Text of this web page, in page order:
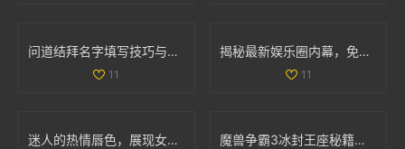
问道结拜名字填写技巧与注意事项详解
11
揭秘最新娱乐圈内幕，免费获取吃瓜爆料精彩内容
11
迷人的热情唇色，展现女性独特韵味与魅力 魔兽争霸3冰封王座秘籍全解析，助你轻松通关游戏